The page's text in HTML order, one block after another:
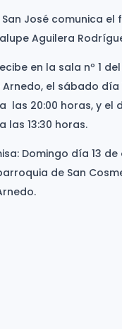
José comunica el
Aguilera
en la sala nº 1
Arnedo, el sábado día
las 20:00 horas, y el
las 13:30 horas.
Domingo día 13 de
de San